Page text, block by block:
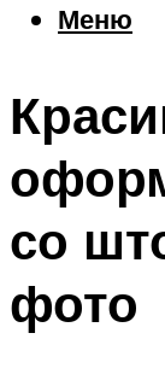
Меню
со
фото